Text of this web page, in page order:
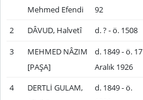
Mehmed Efendi
92
2 DÂVUD, Halvetî d. ? - ö. 1508
3
MEHMED NÂZIM
[PAŞA]
d. 1849 - ö. 17
Aralık 1926
4
DERTLİ GULAM,
d. 1849 - ö.